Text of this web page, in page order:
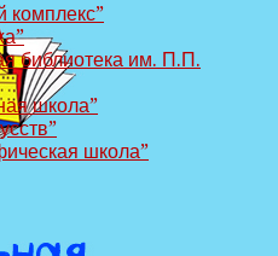
комплекс”
библиотека им. П.П.
школа”
школа”